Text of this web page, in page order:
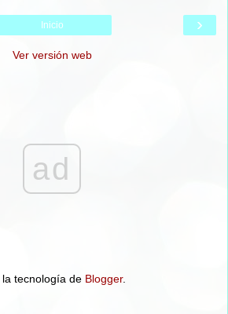
›
Inicio
Ver versión web
ad
la tecnología de Blogger.